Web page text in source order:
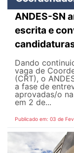
ANDES-SN
escrita e
Dando
vaga de
(CRT), o
a fase de
aprovadas/o
em 2 de...
Publicado em: 03 de